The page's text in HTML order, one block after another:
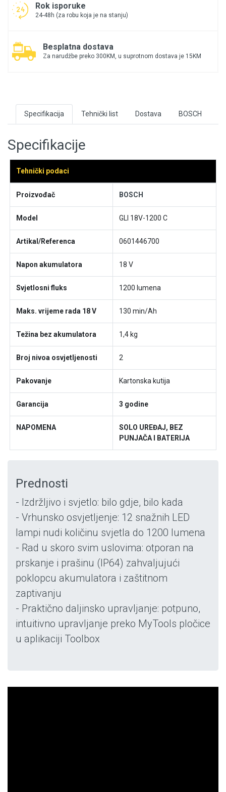
Rok isporuke
24-48h (za robu koja je na stanju)
Besplatna dostava
Za narudžbe preko 300KM, u suprotnom dostava je 15KM
Specifikacija Tehnički list Dostava BOSCH
Specifikacije
Tehnički podaci
Proizvođač BOSCH
Model GLI 18V-1200 C
Artikal/Referenca 0601446700
Napon akumulatora 18 V
Svjetlosni fluks 1200 lumena
Maks. vrijeme rada 18 V 130 min/Ah
Težina bez akumulatora 1,4 kg
Broj nivoa osvjetljenosti 2
Pakovanje Kartonska kutija
Garancija 3 godine
NAPOMENA
SOLO UREĐAJ, BEZ
PUNJAČA I BATERIJA
Prednosti
- Izdržljivo i svjetlo: bilo gdje, bilo kada
- Vrhunsko osvjetljenje: 12 snažnih LED
lampi nudi količinu svjetla do 1200 lumena
- Rad u skoro svim uslovima: otporan na
prskanje i prašinu (IP64) zahvaljujući
poklopcu akumulatora i zaštitnom
zaptivanju
- Praktično daljinsko upravljanje: potpuno,
intuitivno upravljanje preko MyTools pločice
u aplikaciji Toolbox